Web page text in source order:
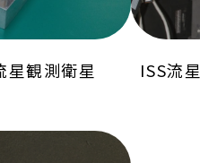
星観測衛星
ISS流